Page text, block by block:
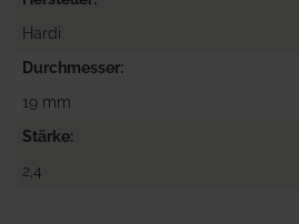
Hardi
Durchmesser
19 mm
Stärke
2,4